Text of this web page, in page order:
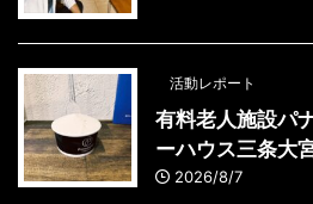
活動レポート
有料老人施設パ
ーハウス三条大
2026/8/7